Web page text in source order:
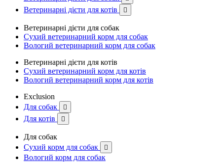
Ветеринарні дієти для котів 
Ветеринарні дієти для собак
Сухий ветеринарний корм для собак
Вологий ветеринарний корм для собак
Ветеринарні дієти для котів
Сухий ветеринарний корм для котів
Вологий ветеринарний корм для котів
Exclusion
Для собак

Для котів 
Для собак
Сухий корм для собак

Вологий корм для собак